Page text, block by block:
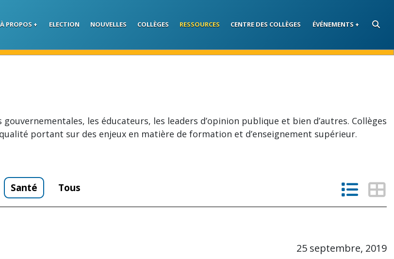
À PROPOS ELECTION NOUVELLES COLLÈGES RESSOURCES CENTRE DES COLLÈGES ÉVÉNEMENTS
les éducateurs, les leaders d’opinion publique et bien d’autres. Collèges
portant sur des enjeux en matière de formation et d’enseignement supérieur.
Santé Tous Vue
25 septembre, 2019